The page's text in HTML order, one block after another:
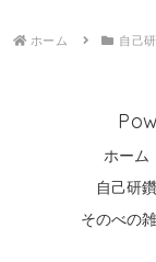
ホーム 自己
ホーム
自己研鑽
そのべの